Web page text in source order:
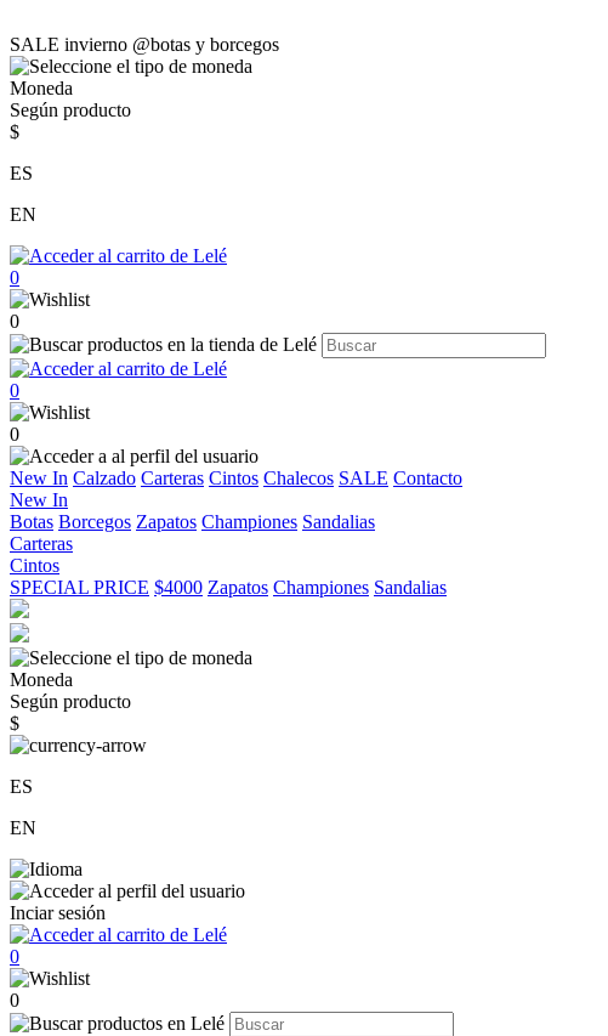
SALE invierno @botas y borcegos
Moneda
Según producto
$
ES
EN
0
0
0
0
New In Calzado Carteras Cintos Chalecos SALE Contacto
New In
Botas Borcegos Zapatos Championes Sandalias
Carteras
Cintos
SPECIAL PRICE $4000 Zapatos Championes Sandalias
Moneda
Según producto
$
ES
EN
Inciar sesión
0
0